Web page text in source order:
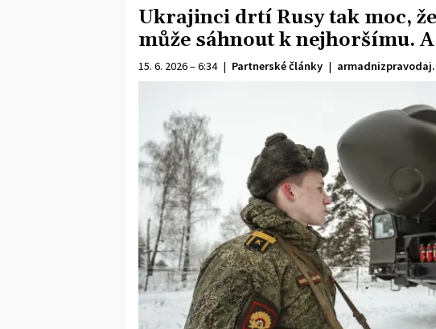
Ukrajinci drtí Rusy tak moc,
může sáhnout k nejhoršímu.
15. 6. 2026 – 6:34 | Partnerské články |